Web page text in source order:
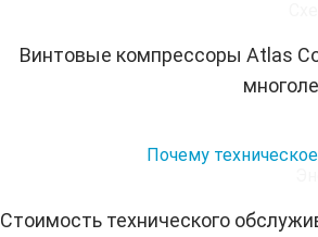
Винтовые компрессоры Atlas
Почему
Стоимость технического